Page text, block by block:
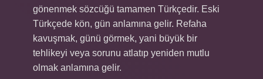
gönenmek sözcüğü tamamen Türkçedir. Eski
Türkçede kön, gün anlamına gelir. Refaha
kavuşmak, günü görmek, yani büyük bir
tehlikeyi veya sorunu atlatıp yeniden mutlu
olmak anlamına gelir.